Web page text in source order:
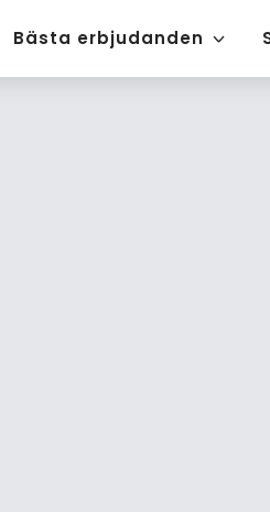
Bästa erbjudanden